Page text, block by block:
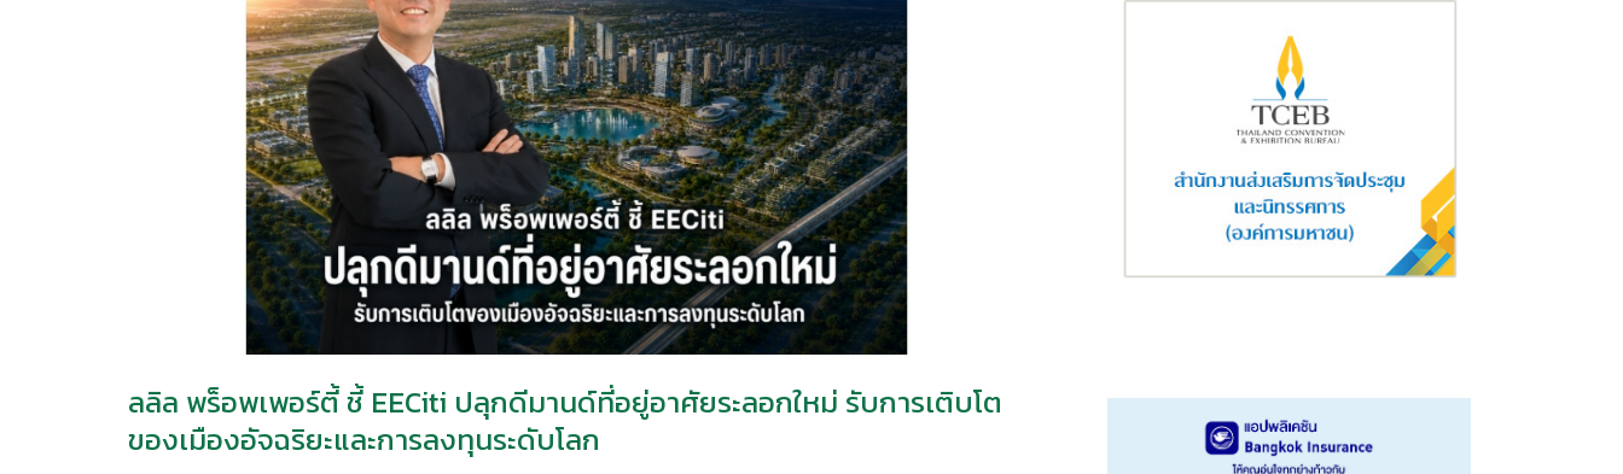
ลลิล พร็อพเพอร์ตี้ ชี้ EECiti ปลุกดีมานด์ที่อยู่อาศัยระลอกใหม่ รับการเติบโต
ของเมืองอัจฉริยะและการลงทุนระดับโลก